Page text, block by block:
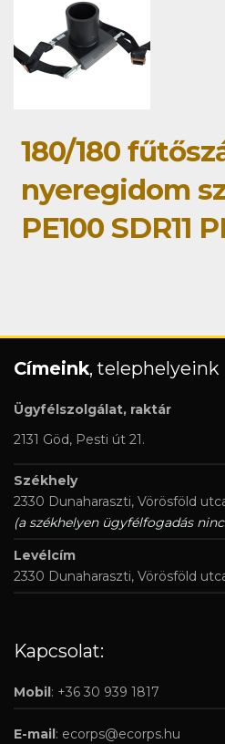
180/180
nyeregidom
PE100 SDR11
Címeink, telephelyeink
Ügyfélszolgálat, raktár
2131 Göd, Pesti út 21.
Székhely
2330 Dunaharaszti, Vörösföld
(a székhelyen ügyfélfogadás
Levélcím
2330 Dunaharaszti, Vörösföld
Kapcsolat:
Mobil : +36 30 939 1817
E-mail : ecorps@ecorps.hu